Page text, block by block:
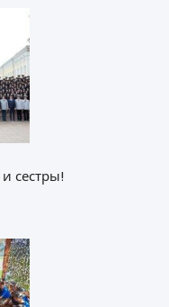
сестры!